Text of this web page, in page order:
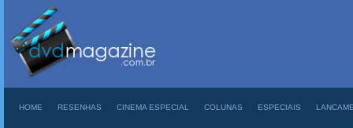
HOME RESENHAS CINEMA ESPECIAL COLUNAS ESPECIAIS